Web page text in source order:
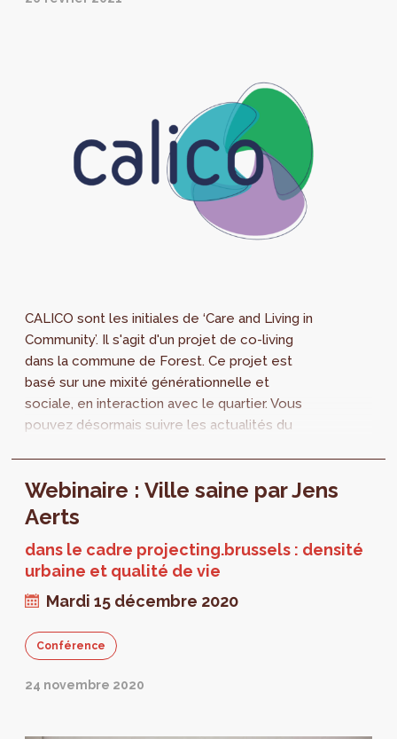
CALICO sont les initiales de ‘Care and Living in
Community’. Il s'agit d'un projet de co-living
dans la commune de Forest. Ce projet est
basé sur une mixité générationnelle et
sociale, en interaction avec le quartier. Vous
pouvez désormais suivre les actualités du
Webinaire : Ville saine par Jens
Aerts
dans le cadre projecting.brussels : densité
urbaine et qualité de vie
Mardi 15 décembre 2020
Conférence
24 novembre 2020